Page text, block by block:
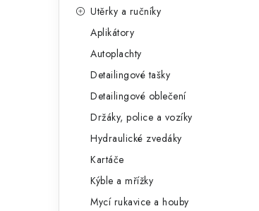
Utěrky a ručníky
Aplikátory
Autoplachty
Detailingové tašky
Detailingové oblečení
Držáky, police a vozíky
Hydraulické zvedáky
Kartáče
Kýble a mřížky
Mycí rukavice a houby